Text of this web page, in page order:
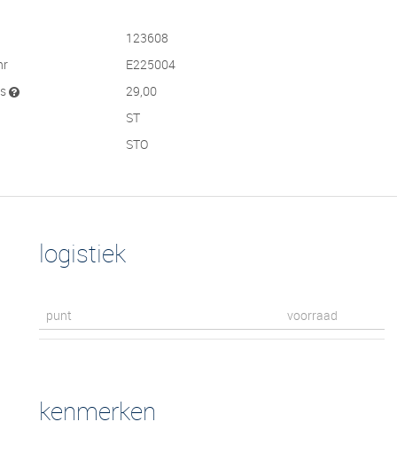
123608
E225004
29,00
ST
STO
logistiek
punt voorraad
kenmerken